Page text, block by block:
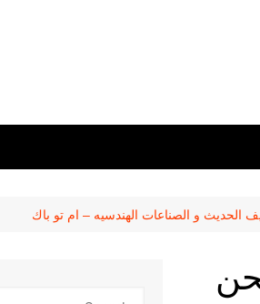
الحديث و الصناعات الهندسيه – ام تو باك